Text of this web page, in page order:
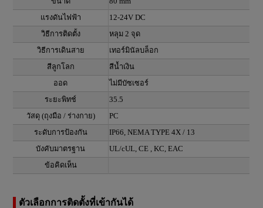
แรงดันไฟฟ้า
12-24V DC
วิธีการติดตั้ง
หลุม 2 จุด
วิธีการเดินสาย
เทอร์มินัลบล็อก
สีลูกโลก
สีน้ำเงิน
ออด
ไม่มีบัซเซอร์
ระยะพิทช์
35.5
วัสดุ (ถุงมือ / ร่างกาย)
PC
ระดับการป้องกัน
IP66, NEMA TYPE 4X / 13
บังคับมาตรฐาน
UL/cUL, CE , KC, EAC
ข้อคิดเห็น
ตัวเลือกการติดตั้งที่เข้ากันได้